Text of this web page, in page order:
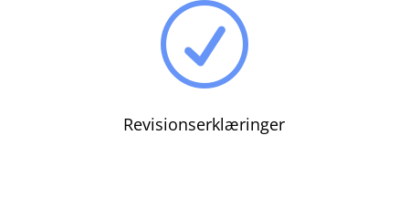
R
Revisionserklæringer